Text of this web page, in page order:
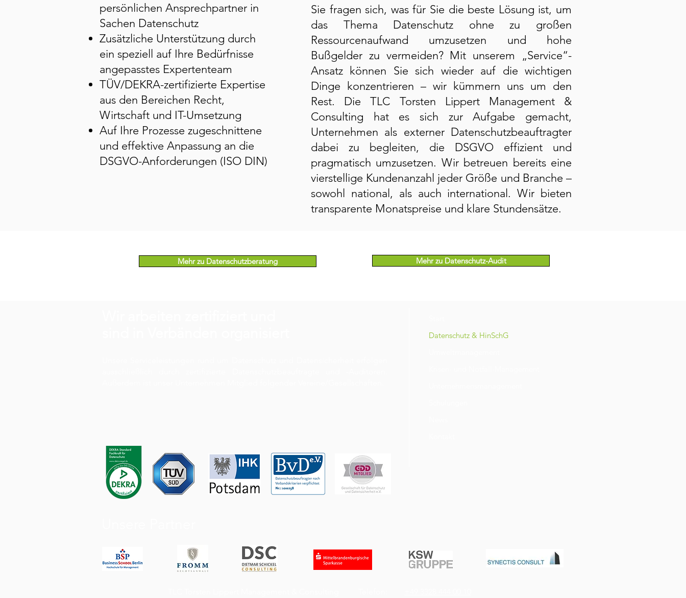
persönlichen Ansprechpartner in
Sachen Datenschutz
Zusätzliche Unterstützung durch
ein speziell auf Ihre Bedürfnisse
angepasstes Expertenteam
TÜV/DEKRA-zertifizierte Expertise
aus den Bereichen Recht,
Wirtschaft und IT-Umsetzung
Auf Ihre Prozesse zugeschnittene
und effektive Anpassung an die
DSGVO-Anforderungen (ISO DIN)
​Sie fragen sich, was für Sie die beste Lösung ist, um
das Thema Datenschutz ohne zu großen
Ressourcenaufwand umzusetzen und hohe
Bußgelder zu vermeiden? Mit unserem „Service“-
Ansatz können Sie sich wieder auf die wichtigen
Dinge konzentrieren – wir kümmern uns um den
Rest. Die TLC Torsten Lippert Management &
Consulting hat es sich zur Aufgabe gemacht,
Unternehmen als externer Datenschutzbeauftragter
dabei zu begleiten, die DSGVO effizient und
pragmatisch umzusetzen. Wir betreuen bereits eine
vierstellige Kundenanzahl jeder Größe und Branche –
sowohl national, als auch international. Wir bieten
transparente Monatspreise und klare Stundensätze.
Mehr zu Datenschutzberatung Mehr zu Datenschutz-Audit
Datenschutz & HinSchG